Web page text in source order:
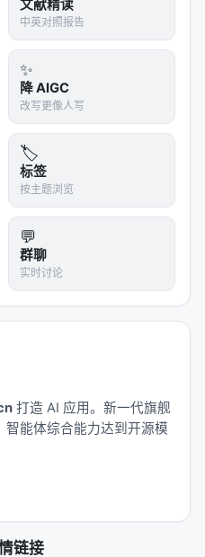
显示：最猛烈消亡的特
构最深层的。
速率和它们在第0代的频
频率假说成立，频率越低
但实际结果是：
（p<10⁻⁶）
（勉强显著）
看深度效应）：
。依然高度显著。深度解
对于单一的结构性变量
。
构家族、不同训练数
深度梯度越强。
达ρ=0.705——模型能力越
。
较
文献精读
中英对照报告
✨
降 AIGC
改写更像人写
🏷️
标签
按主题浏览
💬
群聊
实时讨论
打造 AI 应用。新一代旗舰
智能体综合能力达到开源模
链接